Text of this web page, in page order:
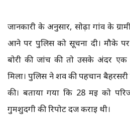
जानकारी के अनुसार, सोढ़ा गांव के
आने पर पुलिस को सूचना दी। मौके
बोरी की जांच की तो उसके अंदर
मिला। पुलिस ने शव की पहचान
की। बताया गया कि 28 मई को
गुमशुदगी की रिपोर्ट दर्ज कराई थी।